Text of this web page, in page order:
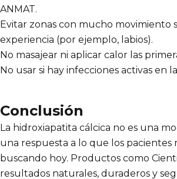
ANMAT.
Evitar zonas con mucho movimiento
experiencia (por ejemplo, labios).
No masajear ni aplicar calor las
No usar si hay infecciones activas en
Conclusión
La hidroxiapatita cálcica no es una
una respuesta a lo que los pacientes
buscando hoy. Productos como
resultados naturales, duraderos y